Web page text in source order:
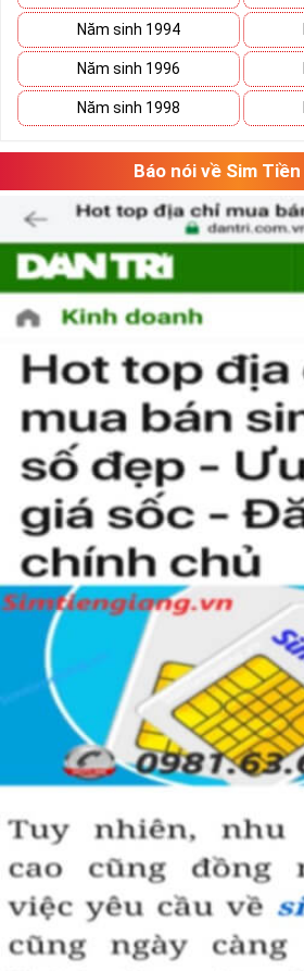
Năm sinh 1994
Năm sinh 1996
Năm sinh 1998
Báo nói về Sim Tiền